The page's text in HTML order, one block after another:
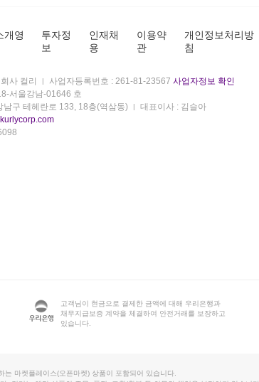
개영
투자정
보
인재채
용
이용약
관
개인정보처리방
침
사 컬리 사업자등록번호 : 261-81-23567 사업자정보 확인
서울강남-01646 호
남구 테헤란로 133, 18층(역삼동)
대표이사 : 김슬아
고객님이 현금으로 결제한 금액에 대해 우리은행과
채무지급보증 계약을 체결하여 안전거래를 보장하고
있습니다.
마켓플레이스(오픈마켓) 상품이 포함되어 있습니다.